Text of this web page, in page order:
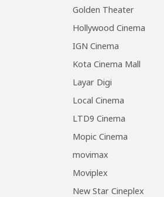
Golden Theater
Hollywood Cinema
IGN Cinema
Kota Cinema Mall
Layar Digi
Local Cinema
LTD9 Cinema
Mopic Cinema
movimax
Moviplex
New Star Cineplex